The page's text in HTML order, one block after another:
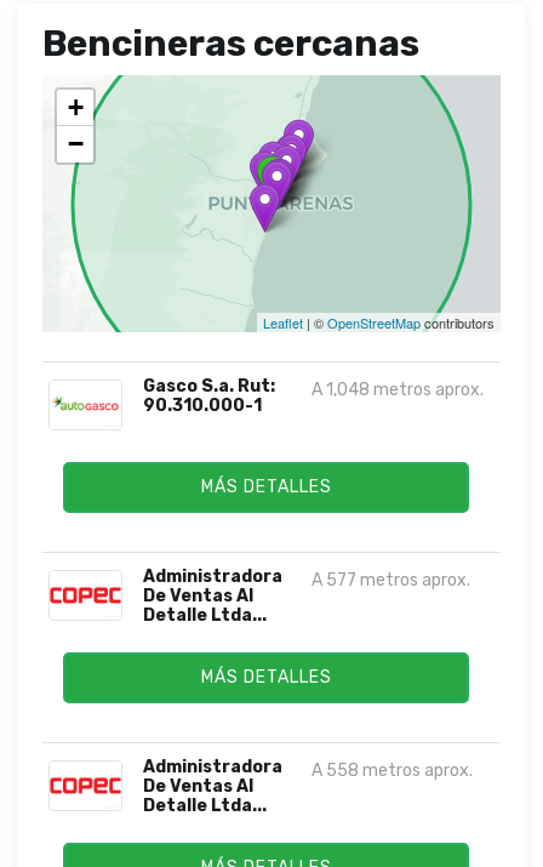
Bencineras cercanas
+
−
Leaflet | ©OpenStreetMapcontributors
Gasco S.a. Rut:
90.310.000-1
A 1,048 metros aprox.
MÁS DETALLES
Administradora
De Ventas Al
Detalle Ltda...
A 577 metros aprox.
MÁS DETALLES
Administradora
De Ventas Al
Detalle Ltda...
A 558 metros aprox.